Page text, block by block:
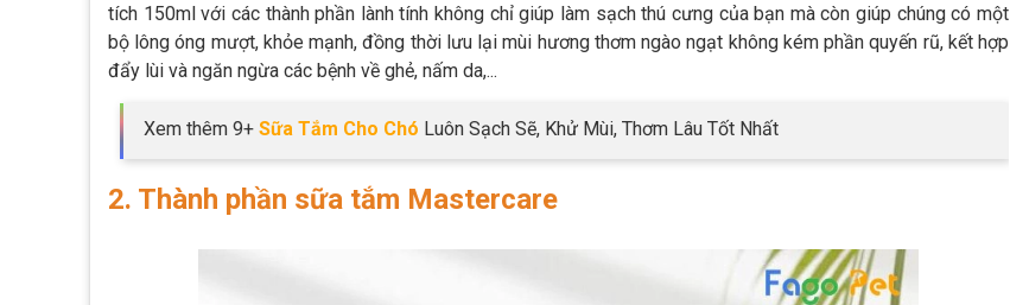
tích 150ml với các thành phần lành tính không chỉ giúp làm sạch thú cưng của bạn mà còn giúp chúng có một
bộ lông óng mượt, khỏe mạnh, đồng thời lưu lại mùi hương thơm ngào ngạt không kém phần quyến rũ, kết hợp
đẩy lùi và ngăn ngừa các bệnh về ghẻ, nấm da,...
Xem thêm 9+ Sữa Tắm Cho Chó Luôn Sạch Sẽ, Khử Mùi, Thơm Lâu Tốt Nhất
2. Thành phần sữa tắm Mastercare